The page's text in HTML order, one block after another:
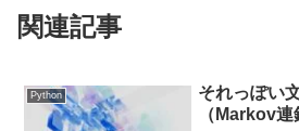
関連記事
Python
それっぽい
（Markov連